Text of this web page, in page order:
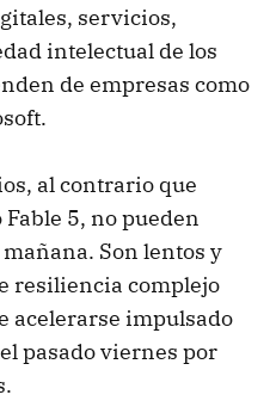
servicios,
intelectual de los
de empresas como
al contrario que
5, no pueden
Son lentos y
resiliencia complejo
acelerarse impulsado
pasado viernes por